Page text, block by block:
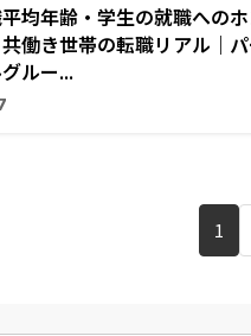
均年齢・学生の就職への
働き世帯の転職リアル｜
ルー...
1